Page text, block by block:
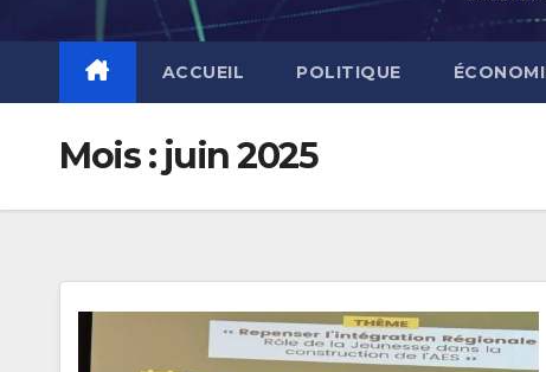
ACCUEIL POLITIQUE
Mois : juin 2025